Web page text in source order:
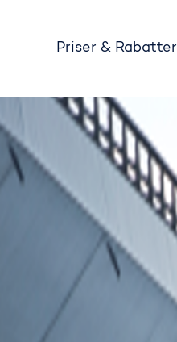
Priser & Rabatter